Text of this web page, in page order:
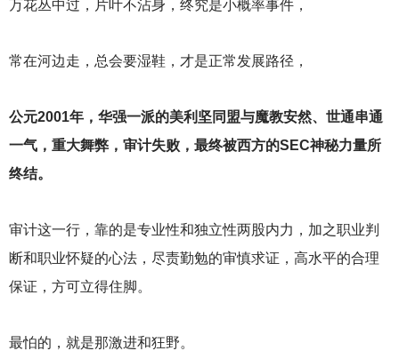
万花丛中过，片叶不沾身，终究是小概率事件，
常在河边走，总会要湿鞋，才是正常发展路径，
公元2001年，华强一派的美利坚同盟与魔教安然、世通串通
一气，重大舞弊，审计失败，最终被西方的SEC神秘力量所
终结。
审计这一行，靠的是专业性和独立性两股内力，加之职业判
断和职业怀疑的心法，尽责勤勉的审慎求证，高水平的合理
保证，方可立得住脚。
最怕的，就是那激进和狂野。